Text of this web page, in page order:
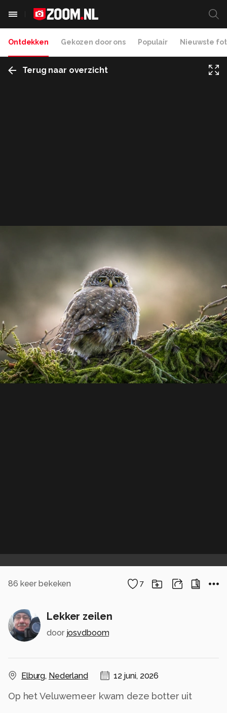
Ontdekken Gekozen door ons Populair Nieuwste
Terug naar overzicht
86 keer bekeken 7
Lekker zeilen
door josvdboom
Elburg, Nederland 12 juni, 2026
Op het Veluwemeer kwam deze botter uit